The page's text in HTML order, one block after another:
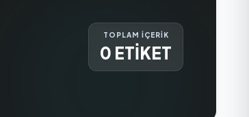
TOPLAM İÇERİK
0 ETİKET